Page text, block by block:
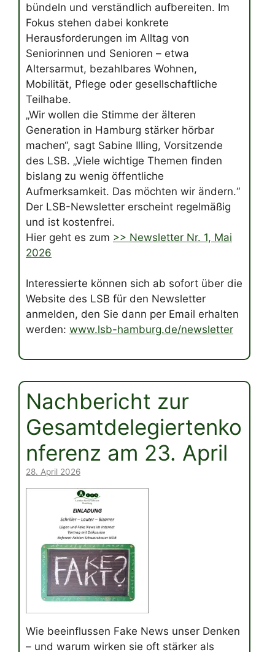
bündeln und verständlich aufbereiten. Im
Fokus stehen dabei konkrete
Herausforderungen im Alltag von
Seniorinnen und Senioren – etwa
Altersarmut, bezahlbares Wohnen,
Mobilität, Pflege oder gesellschaftliche
Teilhabe.
„Wir wollen die Stimme der älteren
Generation in Hamburg stärker hörbar
machen“, sagt Sabine Illing, Vorsitzende
des LSB. „Viele wichtige Themen finden
bislang zu wenig öffentliche
Aufmerksamkeit. Das möchten wir ändern.“
Der LSB-Newsletter erscheint regelmäßig
und ist kostenfrei.
Hier geht es zum >> Newsletter Nr. 1, Mai
2026
Interessierte können sich ab sofort über die
Website des LSB für den Newsletter
anmelden, den Sie dann per Email erhalten
werden: www.lsb-hamburg.de/newsletter
Nachbericht zur
Gesamtdelegiertenko
nferenz am 23. April
28. April 2026
Wie beeinflussen Fake News unser Denken
– und warum wirken sie oft stärker als